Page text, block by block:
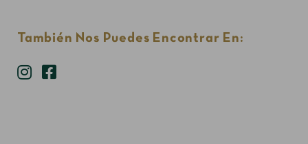
También Nos Puedes Encontrar En: